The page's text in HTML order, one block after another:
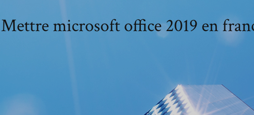
Mettre microsoft office 2019 en